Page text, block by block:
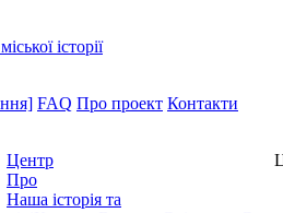
історії
FAQ Про проект Контакти
Центр
Про
Наша історія та